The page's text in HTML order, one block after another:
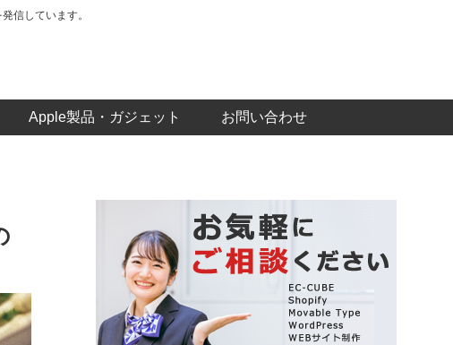
信しています。
Apple製品・ガジェット お問い合わせ